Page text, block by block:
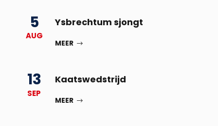
5
AUG
Ysbrechtum sjongt
MEER
13
SEP
Kaatswedstrijd
MEER